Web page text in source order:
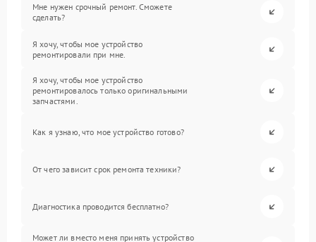
Мне нужен срочный ремонт. Сможете
сделать?
Я хочу, чтобы мое устройство
ремонтировали при мне.
Я хочу, чтобы мое устройство
ремонтировалось только оригинальными
запчастями.
Как я узнаю, что мое устройство готово?
От чего зависит срок ремонта техники?
Диагностика проводится бесплатно?
Может ли вместо меня принять устройство